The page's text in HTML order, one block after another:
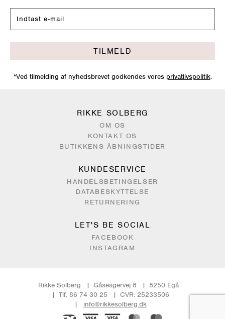
TILMELD
*Ved tilmelding af nyhedsbrevet godkendes vores privatlivspolitik.
RIKKE SOLBERG
OM OS
KONTAKT OS
BUTIKKENS ÅBNINGSTIDER
KUNDESERVICE
HANDELSBETINGELSER
DATABESKYTTELSE
RETURNERING
LET'S BE SOCIAL
FACEBOOK
INSTAGRAM
Rikke Solberg Gåseagervej 8
8250 Egå
Tlf. 86 74 30 25
CVR: 25233506
info@rikkesolberg.dk